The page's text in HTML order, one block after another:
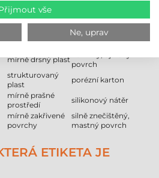
rozhodování o nákupu a kontrole
vhodné
Nedoporučené
mírně drsný plast
povrch
strukturovaný
plast
porézní karton
mírně prašné
prostředí
silikonový nátěr
mírně zakřivené
povrchy
silně znečištěný,
mastný povrch
ETIKETA JE
vše
Ne, uprav